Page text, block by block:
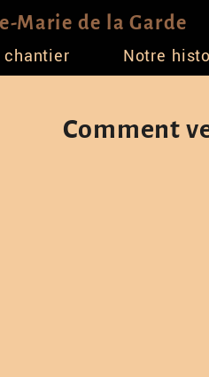
Marie de la Garde
chantier Notre
Comment